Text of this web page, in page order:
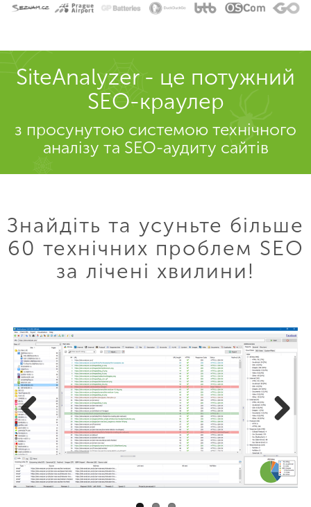
SiteAnalyzer - це потужний
SEO-краулер
з просунутою системою технічного
аналізу та SEO-аудиту сайтів
Знайдіть та усуньте більше
60 технічних проблем SEO
за лічені хвилини!
Previous Next